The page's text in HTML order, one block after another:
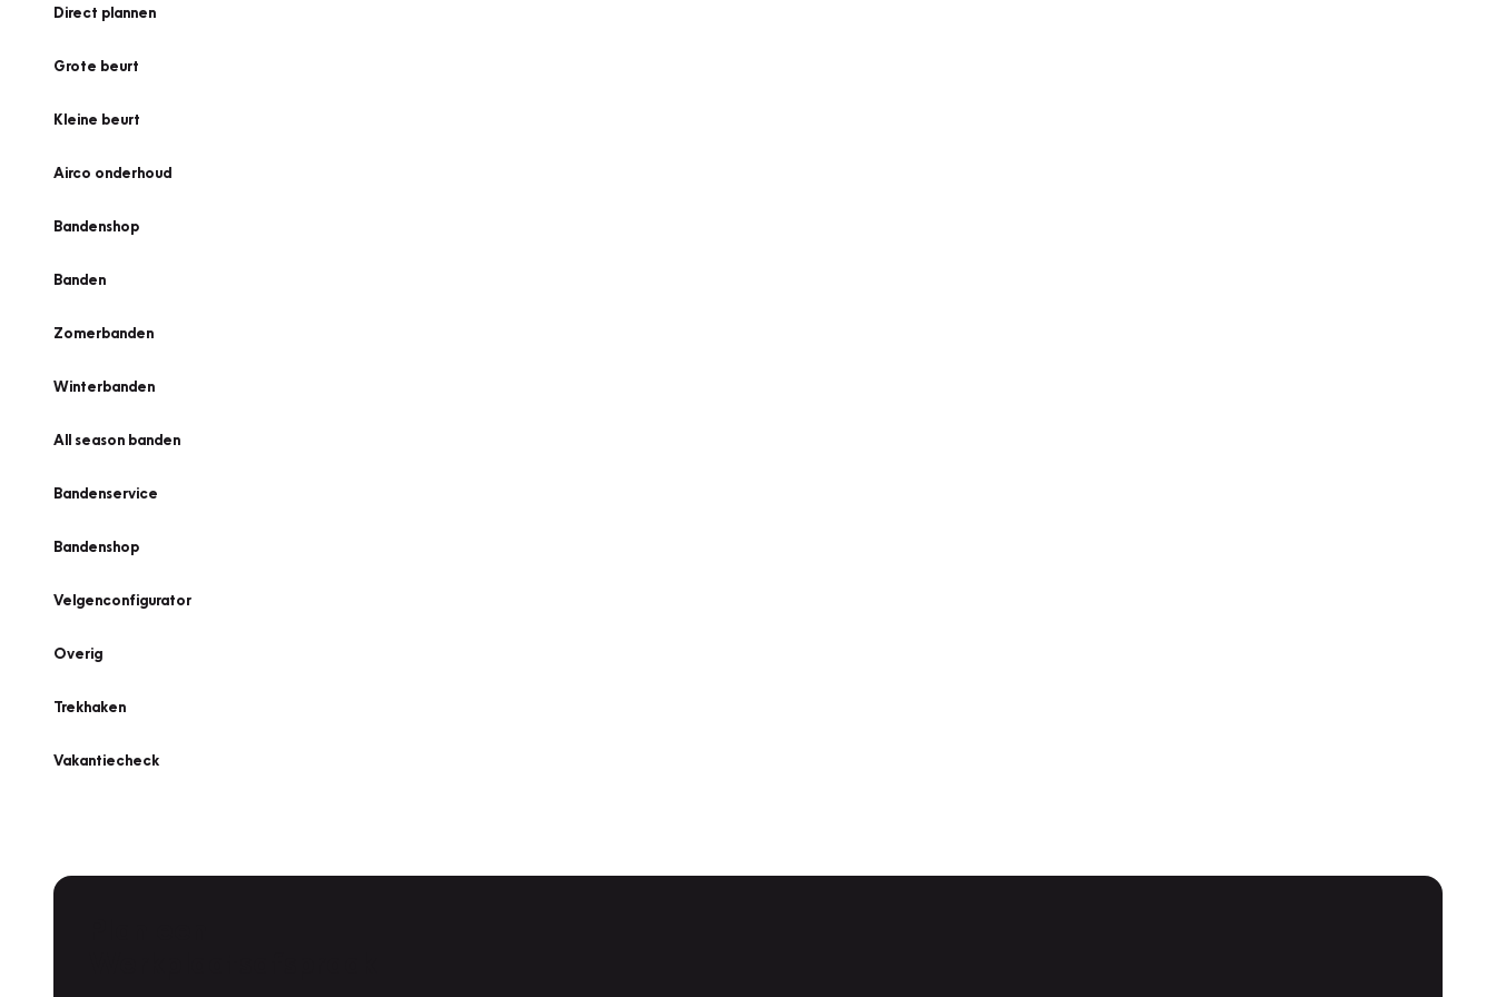
Direct plannen
Grote beurt
Kleine beurt
Airco onderhoud
Bandenshop
Banden
Zomerbanden
Winterbanden
All season banden
Bandenservice
Bandenshop
Velgenconfigurator
Overig
Trekhaken
Vakantiecheck